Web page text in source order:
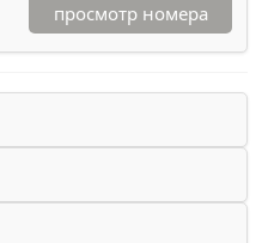
просмотр номера